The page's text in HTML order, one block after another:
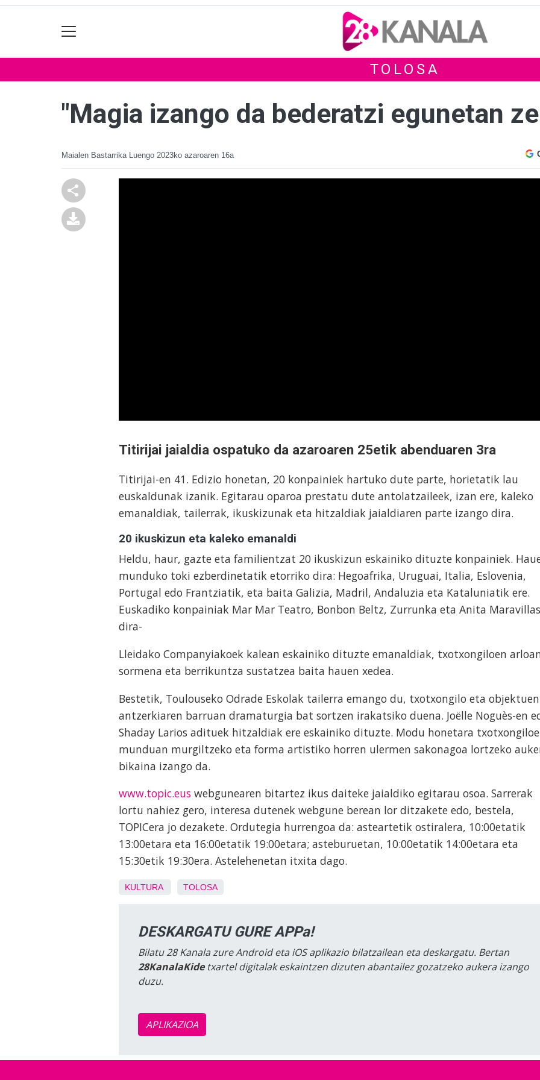
TOLOSA
"Magia izango da bederatzi egunetan
Maialen Bastarrika Luengo 2023ko azaroaren 16a
Titirijai jaialdia ospatuko da azaroaren 25etik abenduaren 3ra
Titirijai-en 41. Edizio honetan, 20 konpainiek hartuko dute parte, horietatik lau
euskaldunak izanik. Egitarau oparoa prestatu dute antolatzaileek, izan ere, kaleko
emanaldiak, tailerrak, ikuskizunak eta hitzaldiak jaialdiaren parte izango dira.
20 ikuskizun eta kaleko emanaldi
Heldu, haur, gazte eta familientzat 20 ikuskizun eskainiko dituzte konpainiek.
munduko toki ezberdinetatik etorriko dira: Hegoafrika, Uruguai, Italia, Eslovenia,
Portugal edo Frantziatik, eta baita Galizia, Madril, Andaluzia eta Kataluniatik ere.
Euskadiko konpainiak Mar Mar Teatro, Bonbon Beltz, Zurrunka eta Anita Maravillas
dira-
Lleidako Companyiakoek kalean eskainiko dituzte emanaldiak, txotxongiloen
sormena eta berrikuntza sustatzea baita hauen xedea.
Bestetik, Toulouseko Odrade Eskolak tailerra emango du, txotxongilo eta objektuen
antzerkiaren barruan dramaturgia bat sortzen irakatsiko duena. Joëlle Noguès-en
Shaday Larios adituek hitzaldiak ere eskainiko dituzte. Modu honetara
munduan murgiltzeko eta forma artistiko horren ulermen sakonagoa lortzeko
bikaina izango da.
www.topic.eus webgunearen bitartez ikus daiteke jaialdiko egitarau osoa. Sarrerak
lortu nahiez gero, interesa dutenek webgune berean lor ditzakete edo, bestela,
TOPICera jo dezakete. Ordutegia hurrengoa da: asteartetik ostiralera, 10:00etatik
13:00etara eta 16:00etatik 19:00etara; asteburuetan, 10:00etatik 14:00etara eta
15:30etik 19:30era. Astelehenetan itxita dago.
KULTURA TOLOSA
DESKARGATU GURE APPa!
Bilatu 28 Kanala zure Android eta iOS aplikazio bilatzailean eta deskargatu. Bertan
28KanalaKidetxartel digitalak eskaintzen dizuten abantailez gozatzeko aukera izango
duzu.
APLIKAZIOA